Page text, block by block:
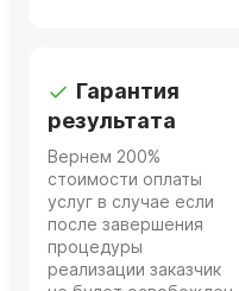
Гарантия
результата
Вернем 200%
стоимости оплаты
услуг в случае если
после завершения
процедуры
реализации заказчик